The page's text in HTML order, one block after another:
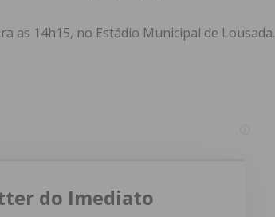
as 14h15, no Estádio Municipal de Lousada.
do Imediato